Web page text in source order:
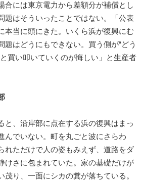
には東京電力から差額分が補償とし
題はそういったことではない。「公表
本当に頭にきた。いくら浜が復興にむ
題はどうにもできない。買う側が“どう
買い叩いていくのが悔しい」と生産者
、沿岸部に点在する浜の復興はまっ
んでいない。町を丸ごと波にさらわ
れただけで人の姿もみえず、道路をダ
けさに包まれていた。家の基礎だけが
茂り、一面にシカの糞が落ちている。